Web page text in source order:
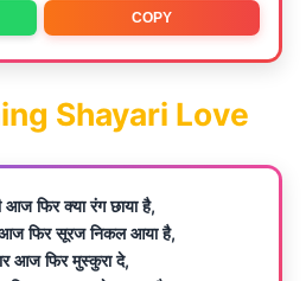
COPY
Shayari Love
फिर क्या रंग छाया है,
फिर सूरज निकल आया है,
आज फिर मुस्कुरा दे,